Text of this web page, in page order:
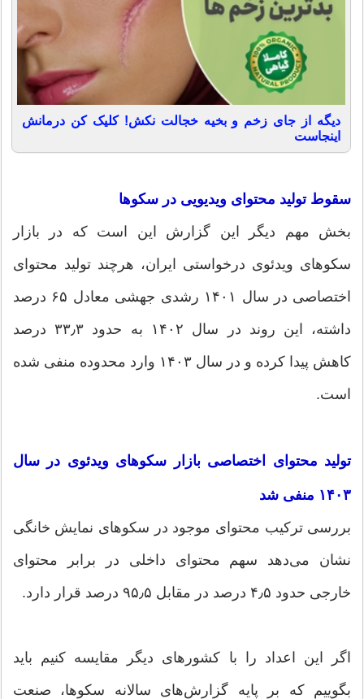
دیگه از جای زخم و بخیه خجالت نکش! کلیک کن درمانش
اینجاست
سقوط تولید محتوای ویدیویی در سکوها
بخش مهم دیگر این گزارش این است که در بازار
سکوهای ویدئوی درخواستی ایران، هرچند تولید محتوای
اختصاصی در سال ۱۴۰۱ رشدی جهشی معادل ۶۵ درصد
داشته، این روند در سال ۱۴۰۲ به حدود ۳۳٫۳ درصد
کاهش پیدا کرده و در سال ۱۴۰۳ وارد محدوده منفی شده
است.
تولید محتوای اختصاصی بازار سکوهای ویدئوی در سال
۱۴۰۳ منفی شد
بررسی ترکیب محتوای موجود در سکوهای نمایش خانگی
نشان می‌دهد سهم محتوای داخلی در برابر محتوای
خارجی حدود ۴٫۵ درصد در مقابل ۹۵٫۵ درصد قرار دارد.
اگر این اعداد را با کشورهای دیگر مقایسه کنیم باید
بگوییم که بر پایه گزارش‌های سالانه سکوها، صنعت